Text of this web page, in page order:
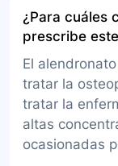
¿Para cuáles
prescribe
El
tratar la
tratar la
altas
ocasionadas